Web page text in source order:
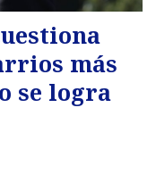
más
se logra